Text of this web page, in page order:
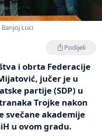
Luci
Podijeli
i obrta Federacije
jučer je u
partije (SDP) u
Trojke nakon
svečane akademije
u ovom gradu.